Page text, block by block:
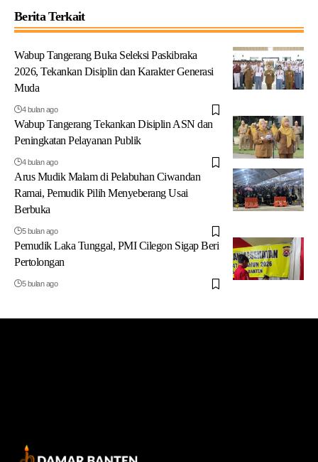
Berita Terkait
Wabup Tangerang Buka Seleksi Paskibraka
2026, Tekankan Disiplin dan Karakter Generasi
Muda
4 bulan ago
Wabup Tangerang Tekankan Disiplin ASN dan
Peningkatan Pelayanan Publik
4 bulan ago
Arus Mudik Malam di Pelabuhan Ciwandan
Ramai, Pemudik Pilih Menyeberang Usai
Berbuka
5 bulan ago
Pemudik Laka Tunggal, PMI Cilegon Sigap Beri
Pertolongan
5 bulan ago